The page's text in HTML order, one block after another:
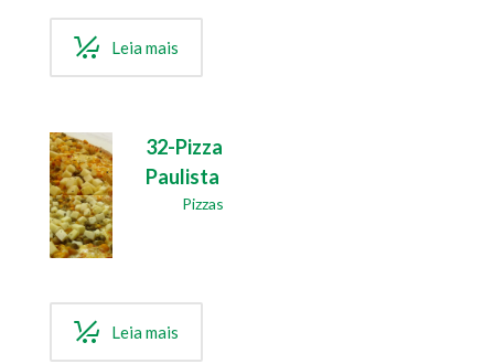
Leia mais
32-Pizza
Paulista
Pizzas
Leia mais